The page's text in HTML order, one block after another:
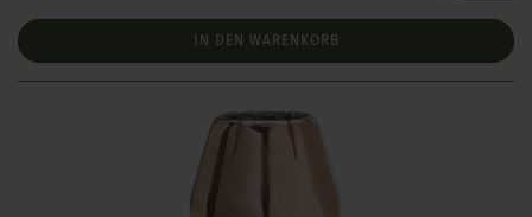
IN DEN WARENKORB